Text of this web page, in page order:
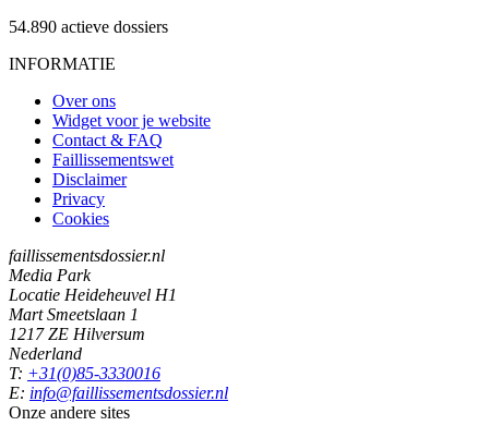
54.890 actieve dossiers
INFORMATIE
Over ons
Widget voor je website
Contact & FAQ
Faillissementswet
Disclaimer
Privacy
Cookies
faillissementsdossier.nl
Media Park
Locatie Heideheuvel H1
Mart Smeetslaan 1
1217 ZE Hilversum
Nederland
T: +31(0)85-3330016
E: info@faillissementsdossier.nl
Onze andere sites